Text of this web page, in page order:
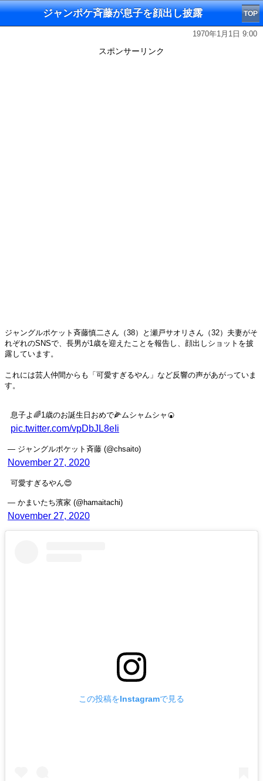
ジャンポケ斉藤が息子を顔出し披露 TOP
1970年1月1日 9:00
スポンサーリンク
ジャングルポケット斉藤慎二さん（38）と瀬戸サオリさん（32）夫妻がそ
れぞれのSNSで、長男が1歳を迎えたことを報告し、顔出しショットを披
露しています。
これには芸人仲間からも「可愛すぎるやん」など反響の声があがっていま
す。
息子よ🌈1歳のお誕生日おめで🌽ムシャムシャ🍘
pic.twitter.com/vpDbJL8eIi
— ジャングルポケット斉藤 (@chsaito)
November 27, 2020
可愛すぎるやん😍
— かまいたち濱家 (@hamaitachi)
November 27, 2020
この投稿をInstagramで見る